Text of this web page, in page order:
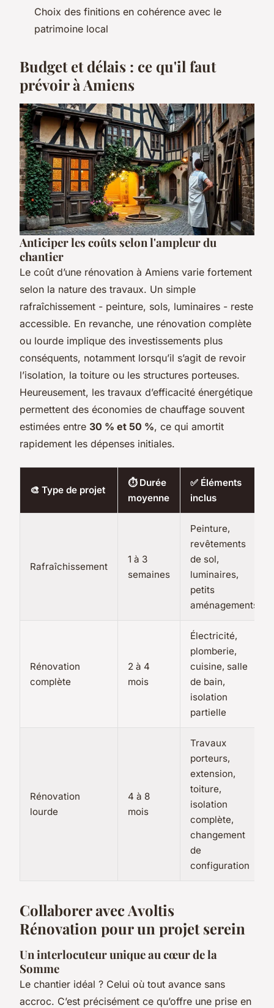
Choix des finitions en cohérence avec le
patrimoine local
Budget et délais : ce qu'il faut
prévoir à Amiens
Anticiper les coûts selon l'ampleur du
chantier
Le coût d’une rénovation à Amiens varie fortement
selon la nature des travaux. Un simple
rafraîchissement - peinture, sols, luminaires - reste
accessible. En revanche, une rénovation complète
ou lourde implique des investissements plus
conséquents, notamment lorsqu’il s’agit de revoir
l’isolation, la toiture ou les structures porteuses.
Heureusement, les travaux d’efficacité énergétique
permettent des économies de chauffage souvent
estimées entre 30 % et 50 %, ce qui amortit
rapidement les dépenses initiales.
🎨 Type de projet
⏱️ Durée
moyenne
✅ Éléments
inclus
Rafraîchissement
1 à 3
semaines
Peinture,
revêtements
de sol,
luminaires,
petits
aménagements
Rénovation
complète
2 à 4
mois
Électricité,
plomberie,
cuisine, salle
de bain,
isolation
partielle
Rénovation
lourde
4 à 8
mois
Travaux
porteurs,
extension,
toiture,
isolation
complète,
changement
de
configuration
Collaborer avec Avoltis
Rénovation pour un projet serein
Un interlocuteur unique au cœur de la
Somme
Le chantier idéal ? Celui où tout avance sans
accroc. C’est précisément ce qu’offre une prise en